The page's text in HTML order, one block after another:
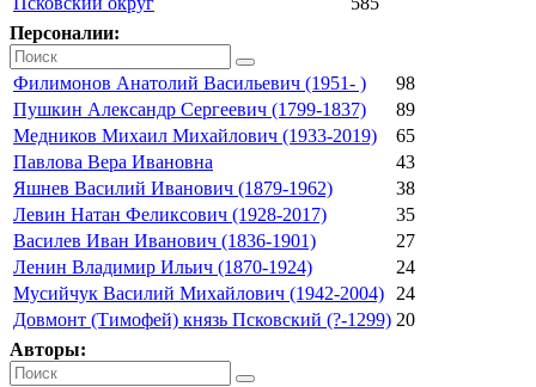
Персоналии:
Филимонов Анатолий Васильевич (1951- )
98
Пушкин Александр Сергеевич (1799-1837)
89
Медников Михаил Михайлович (1933-2019)
65
Павлова Вера Ивановна
43
Яшнев Василий Иванович (1879-1962)
38
Левин Натан Феликсович (1928-2017)
35
Василев Иван Иванович (1836-1901)
27
Ленин Владимир Ильич (1870-1924)
24
Мусийчук Василий Михайлович (1942-2004)
24
Довмонт (Тимофей) князь Псковский (?-1299) 20
Авторы: